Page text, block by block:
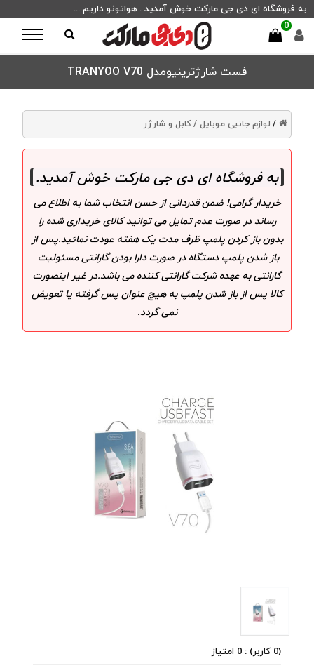
به فروشگاه ای دی جی مارکت خوش آمدید . هواتونو داریم ...
0
فست شارژترینیومدل TRANYOO V70
/ لوازم جانبی موبایل /کابل و شارژر
به فروشگاه ای دی جی مارکت خوش آمدید.
خریدار گرامی! ضمن قدردانی از حسن انتخاب شما به اطلاع می
رساند در صورت عدم تمایل می توانید کالای خریداری شده را
بدون باز کردن پلمپ ظرف مدت یک هفته عودت نمائید.پس از
باز شدن پلمپ دستگاه در صورت دارا بودن گارانتی مسئولیت
گارانتی به عهده شرکت گارانتی کننده می باشد.در غیر اینصورت
کالا پس از باز شدن پلمپ به هیچ عنوان پس گرفته یا تعویض
نمی گردد.
(0 کاربر) : 0 امتیاز